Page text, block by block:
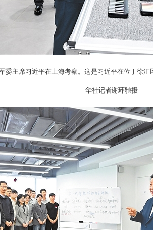
委主席习近平在上海考察。这是习近平在位于徐
华社记者谢环驰摄